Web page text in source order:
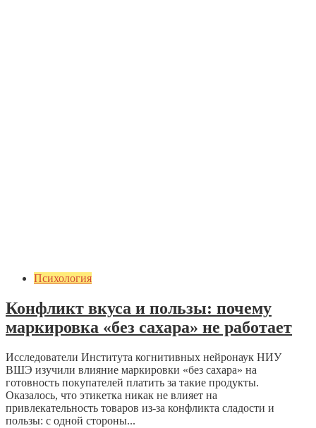
Психология
Конфликт вкуса и пользы: почему
маркировка «без сахара» не работает
Исследователи Института когнитивных нейронаук НИУ
ВШЭ изучили влияние маркировки «без сахара» на
готовность покупателей платить за такие продукты.
Оказалось, что этикетка никак не влияет на
привлекательность товаров из-за конфликта сладости и
пользы: с одной стороны...